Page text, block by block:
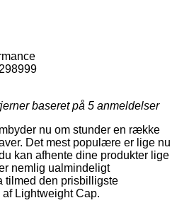
baseret på 5 anmeldelser
nu om stunder en række
Det mest populære er lige nu
kan afhente dine produkter lige
nemlig ualmindeligt
tilmed den prisbilligste
Lightweight Cap.